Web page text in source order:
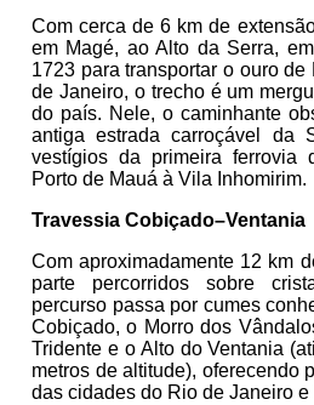
Com cerca de 6 km de
em Magé, ao Alto da Serra,
1723 para transportar o ouro
de Janeiro, o trecho é um
do país. Nele, o caminhante
antiga estrada carroçável da
vestígios da primeira
Porto de Mauá à Vila Inhomirim.
Travessia Cobiçado–Ventania
Com aproximadamente 12 km
parte percorridos sobre
percurso passa por cumes
Cobiçado, o Morro dos
Tridente e o Alto do Ventania
metros de altitude), oferecendo
das cidades do Rio de Janeiro e